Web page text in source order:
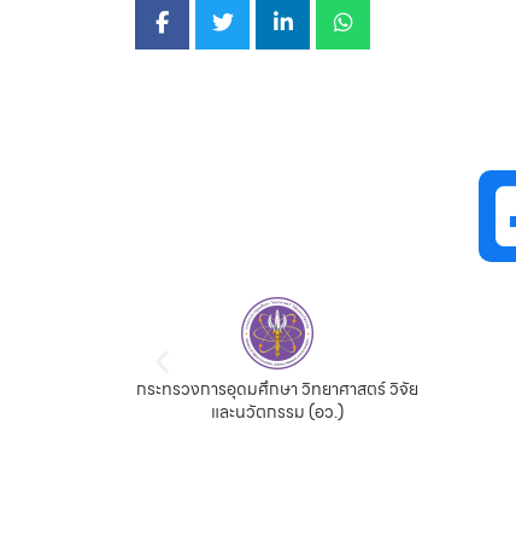
กระทรวงการอุดมศึกษา วิทยาศาสตร์ วิจัย
และนวัตกรรม (อว.)